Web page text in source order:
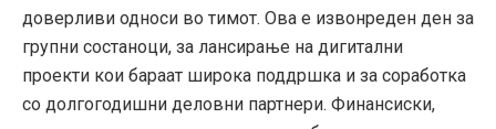
доверливи односи во тимот. Ова е извонреден ден за
групни состаноци, за лансирање на дигитални
проекти кои бараат широка поддршка и за соработка
со долгогодишни деловни партнери. Финансиски,